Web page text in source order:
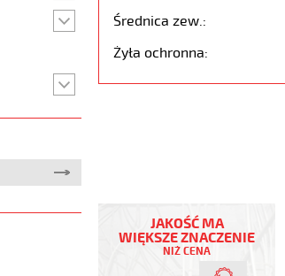
Średnica zew.:
Żyła ochronna:
21G0,75
Kabel
JAKOŚĆ MA
WIĘKSZE ZNACZENIE
NIŻ CENA